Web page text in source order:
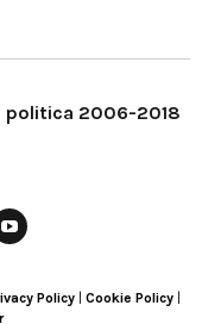
politica 2006-2018
Policy| Cookie Policy|